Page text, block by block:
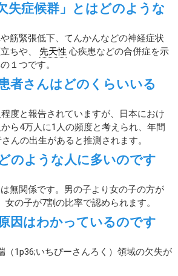
失症候群」とはどのような
筋緊張低下、てんかんなどの神経症状
ちや、 先天性 心疾患などの合併症を示
１つです。
者さんはどのくらいいる
度と報告されていますが、日本におけ
ら4万人に1人の頻度と考えられ、年間
んの出生があると推測されます。
のような人に多いのです
無関係です。男の子より女の子の方が
女の子が7割の比率で認められます。
因はわかっているのです
（1p36;いちぴーさんろく）領域の欠失が